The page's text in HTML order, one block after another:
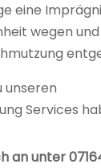
eine
wegen
unseren
Services
an unter